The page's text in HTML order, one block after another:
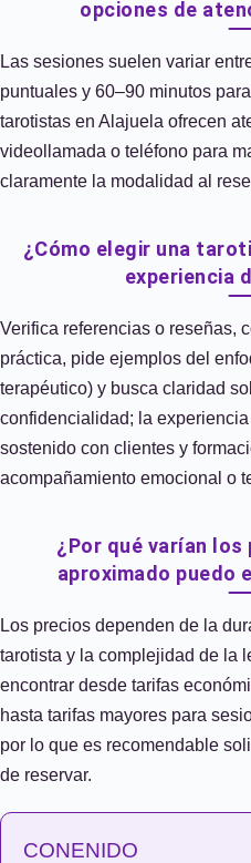
opciones de
Las sesiones suelen variar
puntuales y 60–90 minutos
tarotistas en Alajuela ofrecen
videollamada o teléfono para
claramente la modalidad al
¿Cómo elegir una
experiencia
Verifica referencias o reseñas,
práctica, pide ejemplos del
terapéutico) y busca claridad
confidencialidad; la
sostenido con clientes y
acompañamiento emocional o
¿Por qué varían los
aproximado puedo
Los precios dependen de la
tarotista y la complejidad de la
encontrar desde tarifas
hasta tarifas mayores para
por lo que es recomendable
de reservar.
CONENIDO